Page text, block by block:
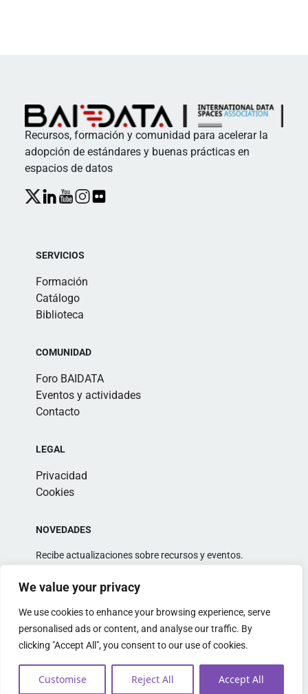
We value your privacy
We use cookies to enhance your browsing experience, serve
personalised ads or content, and analyse our traffic. By
clicking "Accept All", you consent to our use of cookies.
Customise Reject All Accept All
Recursos, formación y comunidad para acelerar la
adopción de estándares y buenas prácticas en
espacios de datos
SERVICIOS
Formación
Catálogo
Biblioteca
COMUNIDAD
Foro BAIDATA
Eventos y actividades
Contacto
LEGAL
Privacidad
Cookies
NOVEDADES
Recibe actualizaciones sobre recursos y eventos.